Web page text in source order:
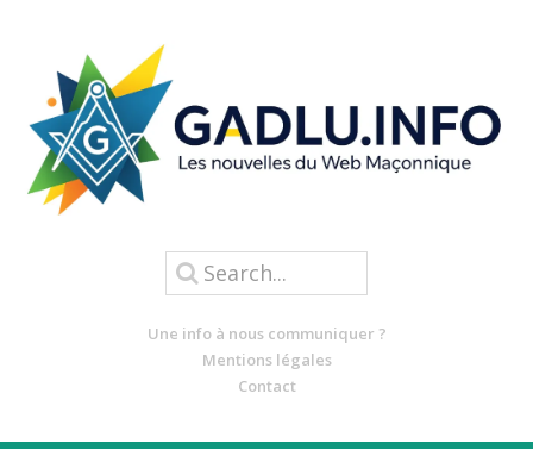
Une info à nous communiquer ?
Mentions légales
Contact